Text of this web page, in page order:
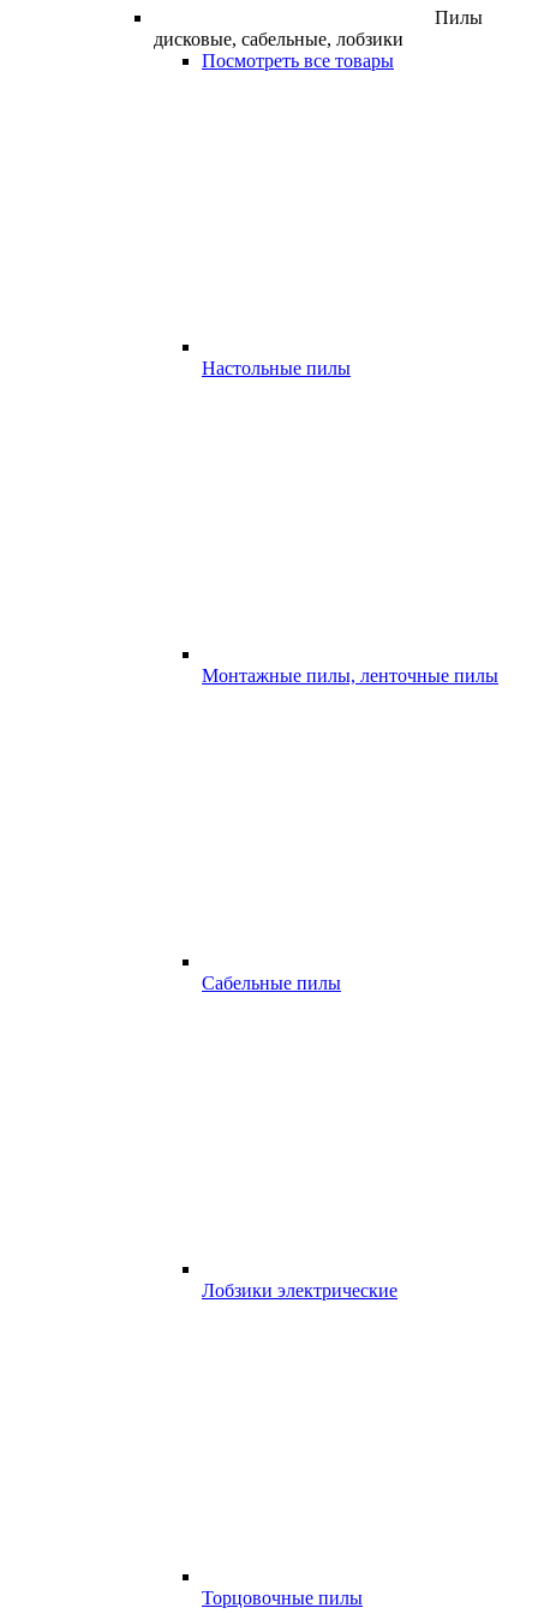
Пилы
дисковые, сабельные, лобзики
Посмотреть все товары
Настольные пилы
Монтажные пилы, ленточные пилы
Сабельные пилы
Лобзики электрические
Торцовочные пилы